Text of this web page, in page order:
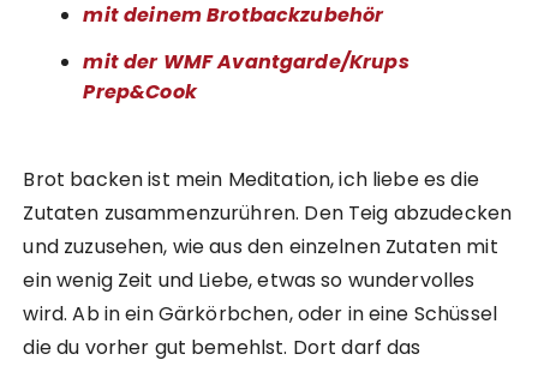
mit deinem Brotbackzubehör
mit der WMF Avantgarde/Krups
Prep&Cook
Brot backen ist mein Meditation, ich liebe es die
Zutaten zusammenzurühren. Den Teig abzudecken
und zuzusehen, wie aus den einzelnen Zutaten mit
ein wenig Zeit und Liebe, etwas so wundervolles
wird. Ab in ein Gärkörbchen, oder in eine Schüssel
die du vorher gut bemehlst. Dort darf das